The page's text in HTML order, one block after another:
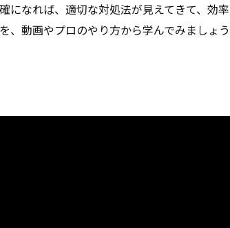
になれば、適切な対処法が見えてきて、効
、動画やプロのやり方から学んでみましょ